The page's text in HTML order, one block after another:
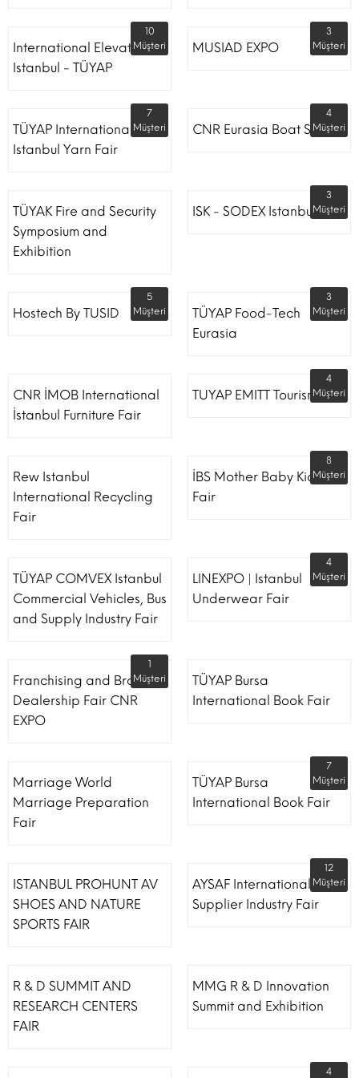
International Elevator
Istanbul - TÜYAP
10
Müşteri
MUSIAD EXPO
3
Müşteri
TÜYAP International
Istanbul Yarn Fair
7
Müşteri
CNR Eurasia Boat Show
4
Müşteri
TÜYAK Fire and Security
Symposium and
Exhibition
ISK - SODEX Istanbul
3
Müşteri
Hostech By TUSID
5
Müşteri
TÜYAP Food-Tech
Eurasia
3
Müşteri
CNR İMOB International
İstanbul Furniture Fair
TUYAP EMITT Tourism Fair
4
Müşteri
Rew Istanbul
International Recycling
Fair
İBS Mother Baby Kids
Fair
8
Müşteri
TÜYAP COMVEX Istanbul
Commercial Vehicles, Bus
and Supply Industry Fair
LINEXPO | Istanbul
Underwear Fair
4
Müşteri
Franchising and Brand
Dealership Fair CNR
EXPO
1
Müşteri
TÜYAP Bursa
International Book Fair
Marriage World
Marriage Preparation
Fair
TÜYAP Bursa
International Book Fair
7
Müşteri
ISTANBUL PROHUNT AV
SHOES AND NATURE
SPORTS FAIR
AYSAF International Shoe
Supplier Industry Fair
12
Müşteri
R & D SUMMIT AND
RESEARCH CENTERS
FAIR
MMG R & D Innovation
Summit and Exhibition
4